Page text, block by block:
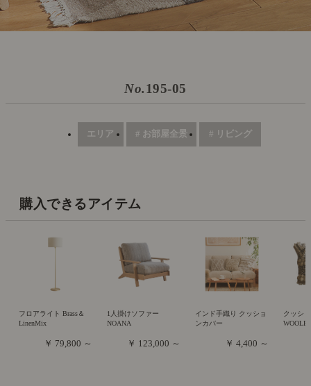
No.195-05
エリア # お部屋全景 # リビング
購入できるアイテム
フロアライト Brass＆
LinenMix
￥ 79,800 ～
1人掛けソファー
NOANA
￥ 123,000 ～
インド手織り クッショ
ンカバー
￥ 4,400 ～
クッシ